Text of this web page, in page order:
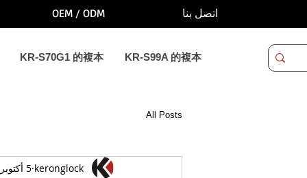
OEM / ODM اتصل بنا
KR-S70G1 的複本 KR-S99A 的複本
All Posts
keronglock 5 أكتوبر 2021